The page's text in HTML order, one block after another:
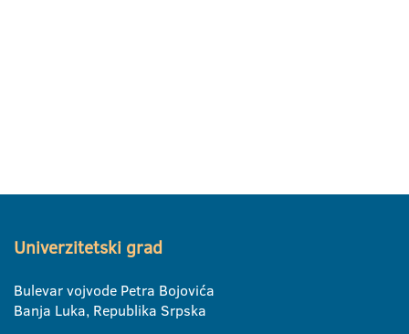
Univerzitetski grad
Bulevar vojvode Petra Bojovića
Banja Luka, Republika Srpska